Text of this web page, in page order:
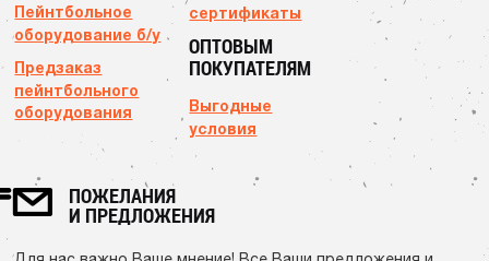
Пейнтбольное
оборудование б/у
Предзаказ
пейнтбольного
оборудования
сертификаты
ОПТОВЫМ
ПОКУПАТЕЛЯМ
Выгодные
условия
ПОЖЕЛАНИЯ
И ПРЕДЛОЖЕНИЯ